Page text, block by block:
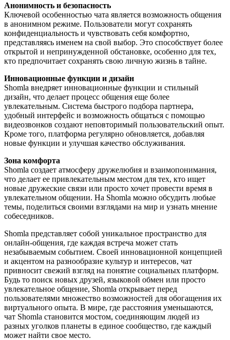
Анонимность и безопасность
Ключевой особенностью чата является возможность общения
в анонимном режиме. Пользователи могут сохранять
конфиденциальность и чувствовать себя комфортно,
представляясь именем на свой выбор. Это способствует более
открытой и непринужденной обстановке, особенно для тех,
кто предпочитает сохранять свою личную жизнь в тайне.
Инновационные функции и дизайн
Shomla внедряет инновационные функции и стильный
дизайн, что делает процесс общения еще более
увлекательным. Система быстрого подбора партнера,
удобный интерфейс и возможность общаться с помощью
видеозвонков создают неповторимый пользовательский опыт.
Кроме того, платформа регулярно обновляется, добавляя
новые функции и улучшая качество обслуживания.
Зона комфорта
Shomla создает атмосферу дружелюбия и взаимопонимания,
что делает ее привлекательным местом для тех, кто ищет
новые дружеские связи или просто хочет провести время в
увлекательном общении. На Shomla можно обсудить любые
темы, поделиться своими взглядами на мир и узнать мнение
собеседников.
Shomla представляет собой уникальное пространство для
онлайн-общения, где каждая встреча может стать
незабываемым событием. Своей инновационной концепцией
и акцентом на разнообразие культур и интересов, чат
привносит свежий взгляд на понятие социальных платформ.
Будь то поиск новых друзей, языковой обмен или просто
увлекательное общение, Shomla открывает перед
пользователями множество возможностей для обогащения их
виртуального опыта. В мире, где расстояния уменьшаются,
чат Shomla становится мостом, соединяющим людей из
разных уголков планеты в единое сообщество, где каждый
может найти свое место.